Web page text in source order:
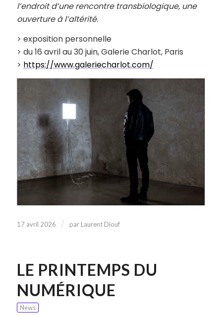
l’endroit d’une rencontre transbiologique, une
ouverture à l’altérité.
> exposition personnelle
> du 16 avril au 30 juin, Galerie Charlot, Paris
> https://www.galeriecharlot.com/
17 avril 2026 / par Laurent Diouf
LE PRINTEMPS DU
NUMÉRIQUE
News